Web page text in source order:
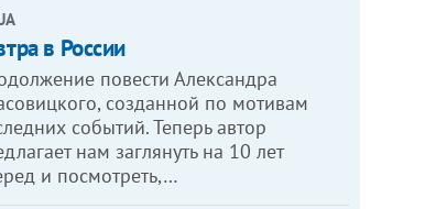
в России
повести Александра
созданной по мотивам
событий. Теперь автор
нам заглянуть на 10 лет
и посмотреть,…